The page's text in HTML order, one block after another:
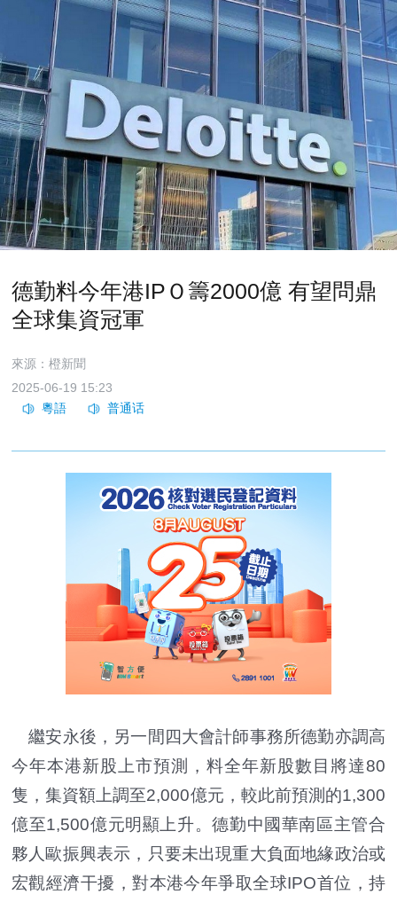
德勤料今年港IPＯ籌2000億 有望問鼎
全球集資冠軍
來源：橙新聞
2025-06-19 15:23
繼安永後，另一間四大會計師事務所德勤亦調高
今年本港新股上市預測，料全年新股數目將達80
隻，集資額上調至2,000億元，較此前預測的1,300
億至1,500億元明顯上升。德勤中國華南區主管合
夥人歐振興表示，只要未出現重大負面地緣政治或
宏觀經濟干擾，對本港今年爭取全球IPO首位，持